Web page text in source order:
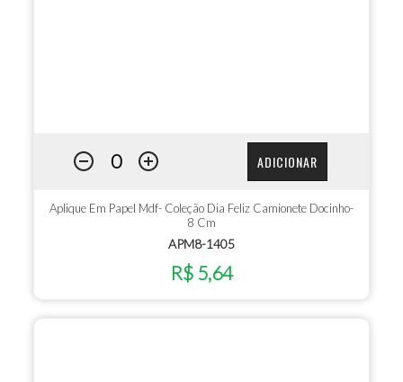
ADICIONAR
Aplique Em Papel Mdf- Coleção Dia Feliz Camionete Docinho-
8 Cm
APM8-1405
R$ 5,64